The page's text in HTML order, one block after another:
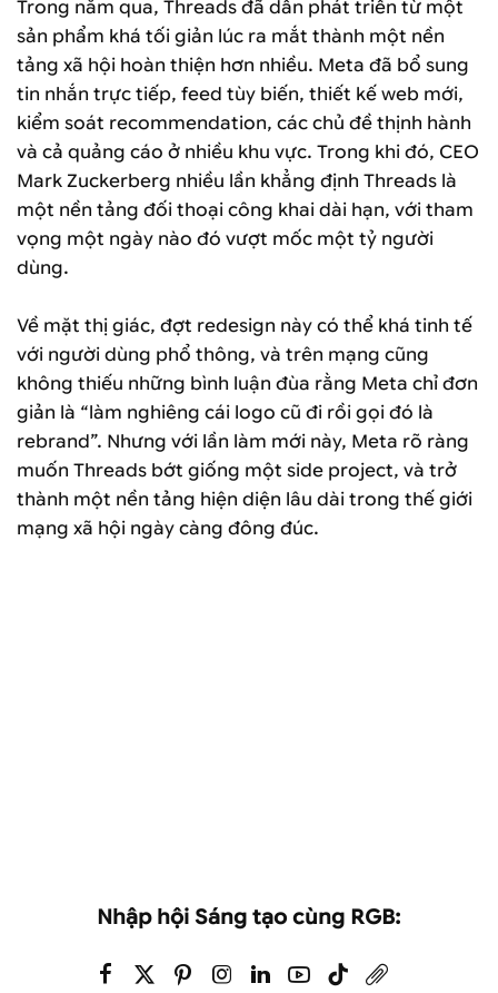
Trong năm qua, Threads đã dần phát triển từ một
sản phẩm khá tối giản lúc ra mắt thành một nền
tảng xã hội hoàn thiện hơn nhiều. Meta đã bổ sung
tin nhắn trực tiếp, feed tùy biến, thiết kế web mới,
kiểm soát recommendation, các chủ đề thịnh hành
và cả quảng cáo ở nhiều khu vực. Trong khi đó, CEO
Mark Zuckerberg nhiều lần khẳng định Threads là
một nền tảng đối thoại công khai dài hạn, với tham
vọng một ngày nào đó vượt mốc một tỷ người
dùng.
Về mặt thị giác, đợt redesign này có thể khá tinh tế
với người dùng phổ thông, và trên mạng cũng
không thiếu những bình luận đùa rằng Meta chỉ đơn
giản là “làm nghiêng cái logo cũ đi rồi gọi đó là
rebrand”. Nhưng với lần làm mới này, Meta rõ ràng
muốn Threads bớt giống một side project, và trở
thành một nền tảng hiện diện lâu dài trong thế giới
mạng xã hội ngày càng đông đúc.
Nhập hội Sáng tạo cùng RGB: